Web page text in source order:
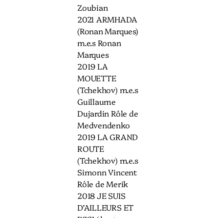
Zoubian
2021 ARMHADA
(Ronan Marques)
m.e.s Ronan
Marques
2019 LA
MOUETTE
(Tchekhov) m.e.s
Guillaume
Dujardin Rôle de
Medvendenko
2019 LA GRAND
ROUTE
(Tchekhov) m.e.s
Simonn Vincent
Rôle de Merik
2018 JE SUIS
D’AILLEURS ET